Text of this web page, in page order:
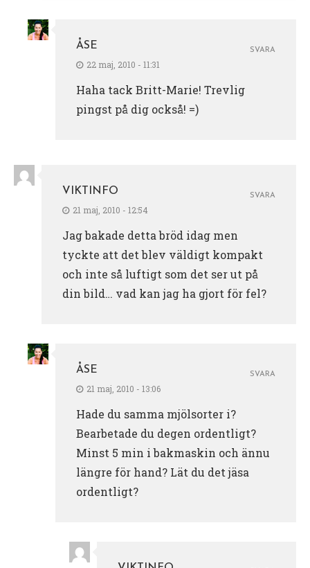
ÅSE
22 maj, 2010 - 11:31
Haha tack Britt-Marie! Trevlig
pingst på dig också! =)
SVARA
VIKTINFO
21 maj, 2010 - 12:54
Jag bakade detta bröd idag men
tyckte att det blev väldigt kompakt
och inte så luftigt som det ser ut på
din bild… vad kan jag ha gjort för fel?
SVARA
ÅSE
21 maj, 2010 - 13:06
Hade du samma mjölsorter i?
Bearbetade du degen ordentligt?
Minst 5 min i bakmaskin och ännu
längre för hand? Lät du det jäsa
ordentligt?
SVARA